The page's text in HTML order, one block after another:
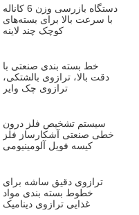
دستگاه بازرسی وزن 6 کاناله
با سرعت بالا برای بسته‌های
کوچک چند لاینه
خط بسته بندی صنعتی با
دقت بالا، ترازوی بالشتکی،
ترازوی چک وایر
سیستم تشخیص فلز درون
خطی صنعتی آشکارساز فلز
کیسه فویل آلومینیومی
ترازوی دقیق ساشه برای
خطوط بسته بندی مواد
غذایی ترازوی دینامیک